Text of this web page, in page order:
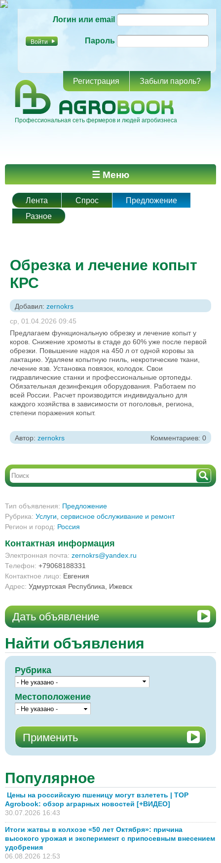
основному
Логин или email
Пароль
Регистрация Забыли пароль?
Профессиональная сеть фермеров и людей агробизнеса
Главное меню ☰ Меню
Лента Спрос
Предложение
Разное
Обрезка и лечение копыт
КРС
Добавил: zernokrs
ср, 01.04.2026 09:45
Предлагаем функциональную обрезку и лечение копыт у
коров. Снижение хромоты в стаде до 60% уже после первой
обрезки. Повышение надоя на 450 л от одной коровы за
лактацию. Удаляем копытную гниль, некротические ткани,
лечение язв. Установка повязок, колодок. Свои
гидравлические станки и профессиональные ортопеды.
Обязательная дезинфекция оборудования. Работаем по
всей России. Расчет производится индивидуально для
каждого хозяйства в зависимости от поголовья, региона,
степени поражения копыт.
Автор: zernokrs Комментариев: 0
Тип объявления: Предложение
Рубрика: Услуги сервисное обслуживание и ремонт
Регион и город: Россия
Контактная информация
Электронная почта: zernokrs@yandex.ru
Телефон: +79068188331
Контактное лицо: Евгения
Адрес: Удмуртская Республика, Ижевск
Дать объявление
Найти объявления
Рубрика
Местоположение
Популярное
Цены на российскую пшеницу могут взлететь | TOP
Agrobook: обзор аграрных новостей [+ВИДЕО]
30.07.2026 16:43
Итоги жатвы в колхозе «50 лет Октября»: причина
высокого урожая и эксперимент с припосевным внесением
удобрения
06.08.2026 12:53